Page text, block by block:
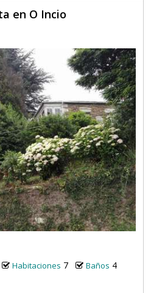
en O Incio
Habitaciones 7 Baños 4